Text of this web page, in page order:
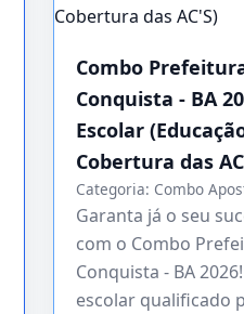
Combo
Conquista - BA
Escolar
Cobertura das
Categoria: Combo
Garanta já o seu
com o Combo
Conquista - BA
escolar qualificado